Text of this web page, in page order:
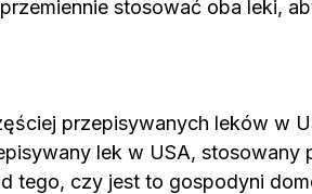
stosować oba leki,
przepisywanych leków w
lek w USA, stosowany
tego, czy jest to gospodyni